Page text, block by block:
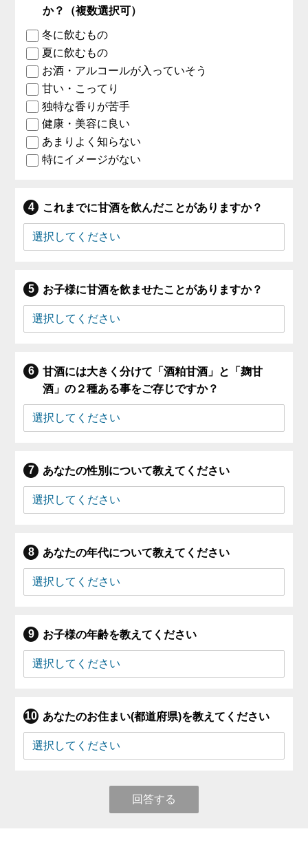
か？（複数選択可）
冬に飲むもの
夏に飲むもの
お酒・アルコールが入っていそう
甘い・こってり
独特な香りが苦手
健康・美容に良い
あまりよく知らない
特にイメージがない
これまでに甘酒を飲んだことがありますか？
お子様に甘酒を飲ませたことがありますか？
甘酒には大きく分けて「酒粕甘酒」と「麹甘
酒」の２種ある事をご存じですか？
あなたの性別について教えてください
あなたの年代について教えてください
お子様の年齢を教えてください
あなたのお住まい(都道府県)を教えてください
回答する